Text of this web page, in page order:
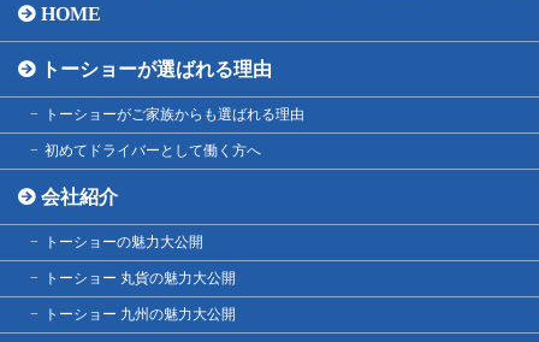
HOME
トーショーが選ばれる理由
トーショーがご家族からも選ばれる理由
初めてドライバーとして働く方へ
会社紹介
トーショーの魅力大公開
トーショー 丸貨の魅力大公開
トーショー 九州の魅力大公開